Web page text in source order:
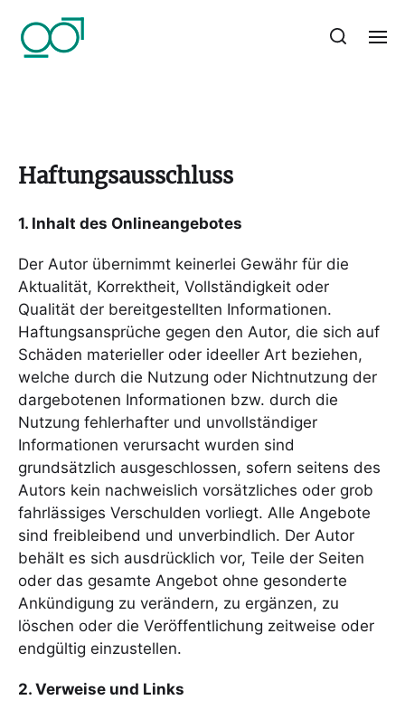
Haftungsausschluss
1. Inhalt des Onlineangebotes
Der Autor übernimmt keinerlei Gewähr für die
Aktualität, Korrektheit, Vollständigkeit oder
Qualität der bereitgestellten Informationen.
Haftungsansprüche gegen den Autor, die sich auf
Schäden materieller oder ideeller Art beziehen,
welche durch die Nutzung oder Nichtnutzung der
dargebotenen Informationen bzw. durch die
Nutzung fehlerhafter und unvollständiger
Informationen verursacht wurden sind
grundsätzlich ausgeschlossen, sofern seitens des
Autors kein nachweislich vorsätzliches oder grob
fahrlässiges Verschulden vorliegt. Alle Angebote
sind freibleibend und unverbindlich. Der Autor
behält es sich ausdrücklich vor, Teile der Seiten
oder das gesamte Angebot ohne gesonderte
Ankündigung zu verändern, zu ergänzen, zu
löschen oder die Veröffentlichung zeitweise oder
endgültig einzustellen.
2. Verweise und Links